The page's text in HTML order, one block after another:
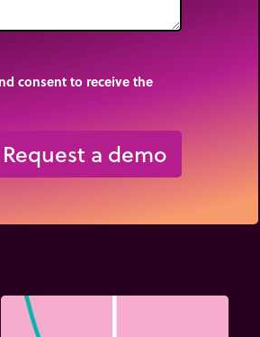
consent to receive the
Request a demo